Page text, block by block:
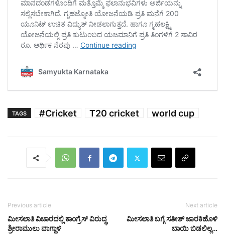
TAGS #Cricket T20 cricket world cup
Previous article
ಮೀಸಲಾತಿ ವಿಚಾರದಲ್ಲಿ ಕಾಂಗ್ರೆಸ್ ವಿರುದ್ಧ
ಶ್ರೀರಾಮುಲು ವಾಗ್ದಾಳಿ
Next article
ಮೀಸಲಾತಿ ಬಗ್ಗೆ ಸತೀಶ್ ಜಾರಕಿಹೊಳಿ
ಬಾಯಿ ಬಿಡಲಿಲ್ಲ…